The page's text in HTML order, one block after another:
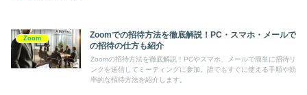
Zoom
Zoomでの招待方法を徹底解説！PC・スマホ・メールで
の招待の仕方も紹介
Zoomの招待方法を徹底解説！PCやスマホ、メールで簡単に招待リ
ンクを送信してミーティングに参加。誰でもすぐに使える手順や効
率的な招待方法を紹介します。